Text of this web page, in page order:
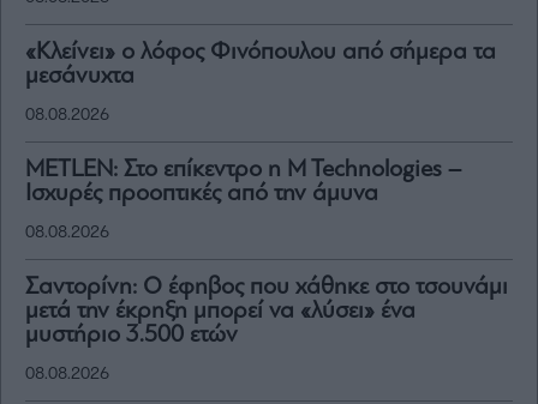
«Κλείνει» ο λόφος Φινόπουλου από σήμερα τα
μεσάνυχτα
08.08.2026
METLEN: Στο επίκεντρο η M Technologies –
Ισχυρές προοπτικές από την άμυνα
08.08.2026
Σαντορίνη: Ο έφηβος που χάθηκε στο τσουνάμι
μετά την έκρηξη μπορεί να «λύσει» ένα
μυστήριο 3.500 ετών
08.08.2026